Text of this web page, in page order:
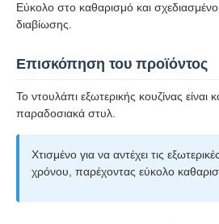
Εύκολο στο καθαρισμό και σχεδιασμένο
διαβίωσης.
Επισκόπηση του προϊόντος
Το ντουλάπι εξωτερικής κουζίνας
παραδοσιακά στυλ.
Χτισμένο για να αντέχει τις
χρόνου, παρέχοντας εύκολο